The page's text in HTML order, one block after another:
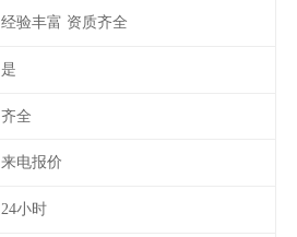
经验丰富 资质齐全
是
齐全
来电报价
24小时